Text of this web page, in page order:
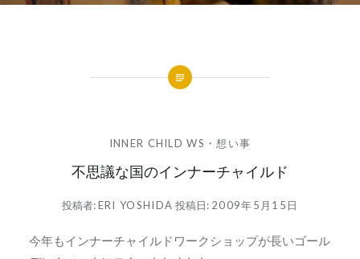
INNER CHILD WS ・想い事
不思議な国のインナーチャイルド
投稿者:ERI YOSHIDA 投稿日: 2009年5月15日
今年もインナーチャイルドワークショップが長いゴール